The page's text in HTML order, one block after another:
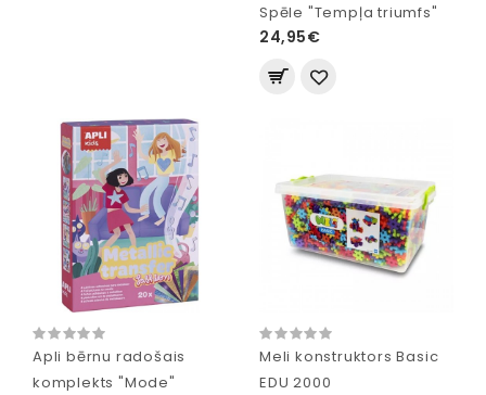
Spēle "Tempļa triumfs"
24,95€
Apli bērnu radošais
komplekts "Mode"
Meli konstruktors Basic
EDU 2000